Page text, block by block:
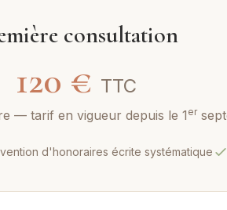
consultation
120 € TTC
— tarif en vigueur depuis le 1er
d'honoraires écrite systématique